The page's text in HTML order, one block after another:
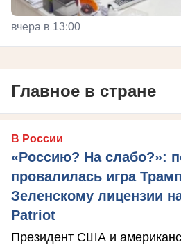
вчера в 13:00
Главное в стране
В России
«Россию? На слабо?»:
провалилась игра
Зеленскому лицензии
Patriot
Президент США и